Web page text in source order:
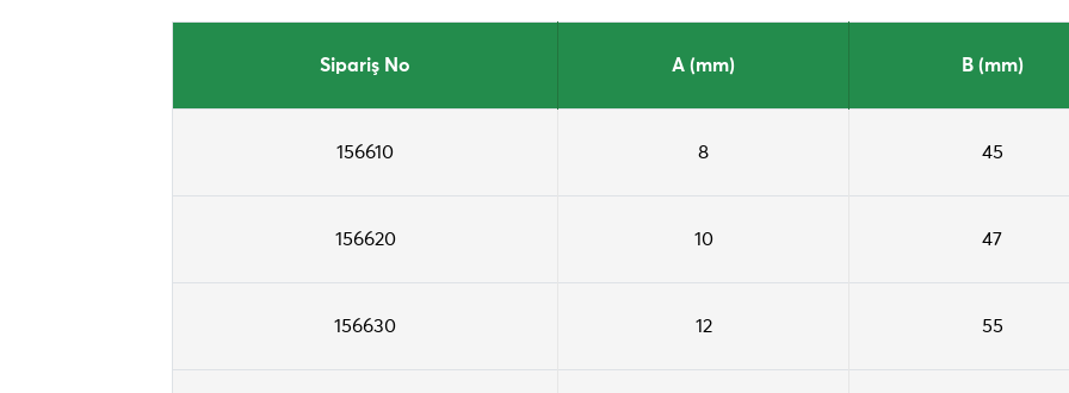
Sipariş No A (mm) B (mm)
156610 8 45
156620 10 47
156630 12 55